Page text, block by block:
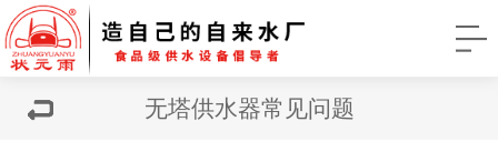
无塔供水器常见问题